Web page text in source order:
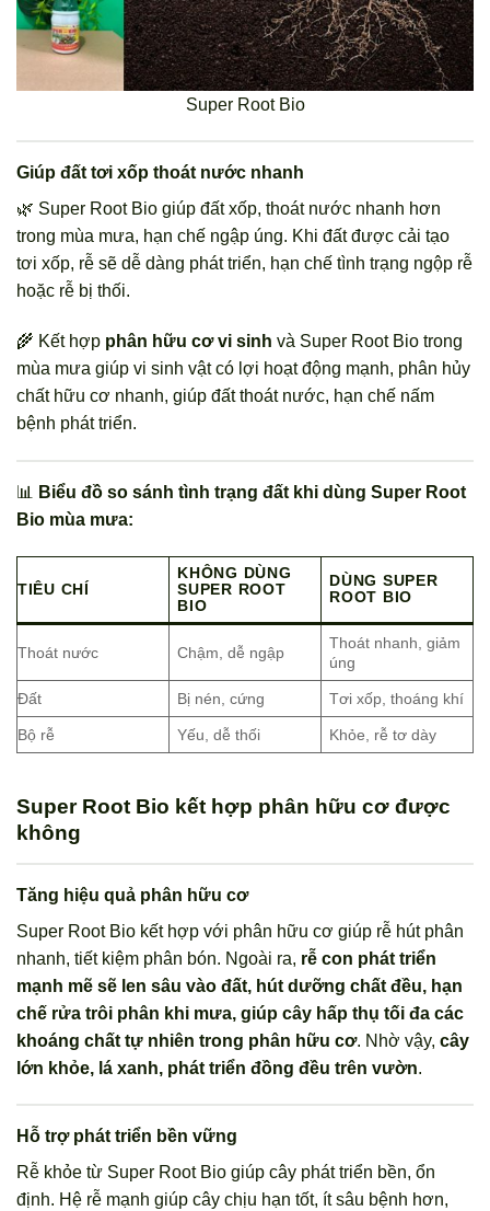
Super Root Bio
Giúp đất tơi xốp thoát nước nhanh
🌿 Super Root Bio giúp đất xốp, thoát nước nhanh hơn
trong mùa mưa, hạn chế ngập úng. Khi đất được cải tạo
tơi xốp, rễ sẽ dễ dàng phát triển, hạn chế tình trạng ngộp rễ
hoặc rễ bị thối.
🌾 Kết hợp phân hữu cơ vi sinh và Super Root Bio trong
mùa mưa giúp vi sinh vật có lợi hoạt động mạnh, phân hủy
chất hữu cơ nhanh, giúp đất thoát nước, hạn chế nấm
bệnh phát triển.
📊
Biểu đồ so sánh tình trạng đất khi dùng Super Root
Bio mùa mưa:
TIÊU CHÍ
KHÔNG DÙNG
SUPER ROOT
BIO
DÙNG SUPER
ROOT BIO
Thoát nước Chậm, dễ ngập
Thoát nhanh, giảm
úng
Đất Bị nén, cứng Tơi xốp, thoáng khí
Bộ rễ Yếu, dễ thối Khỏe, rễ tơ dày
Super Root Bio kết hợp phân hữu cơ được
không
Tăng hiệu quả phân hữu cơ
Super Root Bio kết hợp với phân hữu cơ giúp rễ hút phân
nhanh, tiết kiệm phân bón. Ngoài ra, rễ con phát triển
mạnh mẽ sẽ len sâu vào đất, hút dưỡng chất đều, hạn
chế rửa trôi phân khi mưa, giúp cây hấp thụ tối đa các
khoáng chất tự nhiên trong phân hữu cơ. Nhờ vậy, cây
lớn khỏe, lá xanh, phát triển đồng đều trên vườn.
Hỗ trợ phát triển bền vững
Rễ khỏe từ Super Root Bio giúp cây phát triển bền, ổn
định. Hệ rễ mạnh giúp cây chịu hạn tốt, ít sâu bệnh hơn,